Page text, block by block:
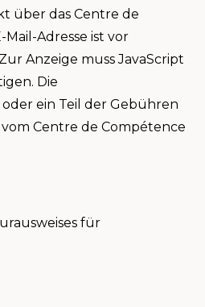
über das Centre de
Mail-Adresse ist vor
Anzeige muss JavaScript
Die
ein Teil der Gebühren
Centre de Compétence
für